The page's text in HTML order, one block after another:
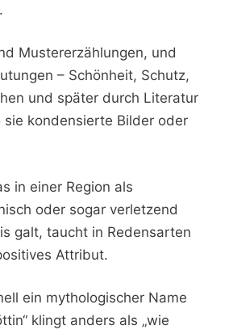
Mustererzählungen, und
– ⁢Schönheit, ‌Schutz,
und später durch Literatur
kondensierte Bilder ⁢oder
in ‍einer Region als
oder sogar verletzend
‌galt, taucht in Redensarten
Attribut.
ein mythologischer ⁤Name‍
klingt anders als „wie‍